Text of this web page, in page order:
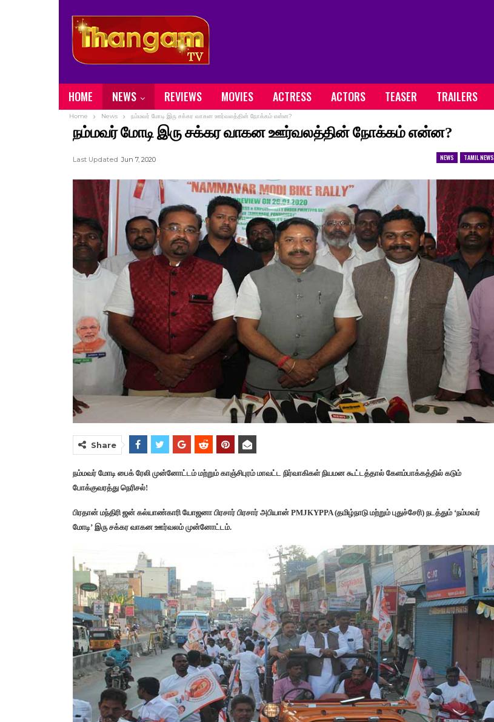
HOME NEWS REVIEWS MOVIES ACTRESS ACTORS TEASER TRAILERS
Home News நம்மவர் மோடி இரு சக்கர வாகன ஊர்வலத்தின் நோக்கம் என்ன?
நம்மவர் மோடி இரு சக்கர வாகன ஊர்வலத்தின் நோக்கம் என்ன?
NEWS TAMIL NEWS
Last Updated Jun 7, 2020
Share
நம்மவர் மோடி பைக் ரேலி முன்னோட்டம் மற்றும் காஞ்சிபுரம் மாவட்ட நிர்வாகிகள் நியமன கூட்டத்தால் கேளம்பாக்கத்தில் கடும்
போக்குவரத்து நெரிசல்!
பிரதான் மந்திரி ஜன் கல்யாண்காரி யோஜனா பிரசார் பிரசார் அபியான் PMJKYPPA (தமிழ்நாடு மற்றும் புதுச்சேரி) நடத்தும் ‘நம்மவர்
மோடி’ இரு சக்கர வாகன ஊர்வலம் முன்னோட்டம்.